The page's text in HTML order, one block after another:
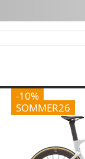
-10%
SOMMER26